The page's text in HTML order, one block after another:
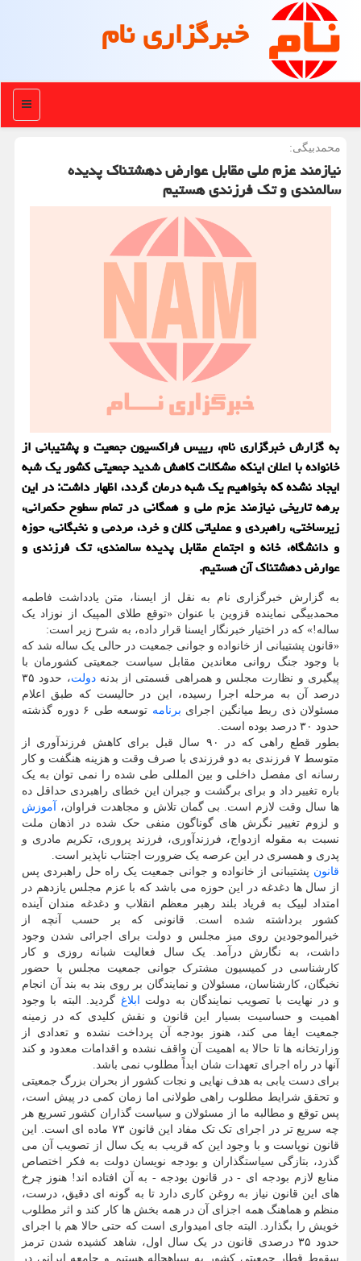
خبرگزاری نام
منو
محمدبیگی:
نیازمند عزم ملی مقابل عوارض دهشتناک پدیده
سالمندی و تک فرزندی هستیم
به گزارش خبرگزاری نام، رییس فراکسیون جمعیت و پشتیبانی از
خانواده با اعلان اینکه مشکلات کاهش شدید جمعیتی کشور یک شبه
ایجاد نشده که بخواهیم یک شبه درمان گردد، اظهار داشت: در این
برهه تاریخی نیازمند عزم ملی و همگانی در تمام سطوح حکمرانی،
زیرساختی، راهبردی و عملیاتی کلان و خرد، مردمی و نخبگانی، حوزه
و دانشگاه، خانه و اجتماع مقابل پدیده سالمندی، تک فرزندی و
عوارض دهشتناک آن هستیم.
به گزارش خبرگزاری نام به نقل از ایسنا، متن یادداشت فاطمه
محمدبیگی نماینده قزوین با عنوان «توقع طلای المپیک از نوزاد یک
ساله!» که در اختیار خبرنگار ایسنا قرار داده، به شرح زیر است:
«قانون پشتیبانی از خانواده و جوانی جمعیت در حالی یک ساله شد که
با وجود جنگ روانی معاندین مقابل سیاست جمعیتی کشورمان با
پیگیری و نظارت مجلس و همراهی قسمتی از بدنهدولت
، حدود ۳۵
درصد آن به مرحله اجرا رسیده، این در حالیست که طبق اعلام
مسئولان ذی ربط میانگین اجرای برنامه
توسعه طی ۶ دوره گذشته
حدود ۳۰ درصد بوده است.
بطور قطع راهی که در ۹۰ سال قبل برای کاهش فرزندآوری از
متوسط ۷ فرزندی به دو فرزندی با صرف وقت و هزینه هنگفت و کار
رسانه ای مفصل داخلی و بین المللی طی شده را نمی توان به یک
باره تغییر داد و برای برگشت و جبران این خطای راهبردی حداقل ده
ها سال وقت لازم است. بی گمان تلاش و مجاهدت فراوان، آموزش
و لزوم تغییر نگرش های گوناگون منفی حک شده در اذهان ملت
نسبت به مقوله ازدواج، فرزندآوری، فرزند پروری، تکریم مادری و
پدری و همسری در این عرصه یک ضرورت اجتناب ناپذیر است.
قانون پشتیبانی از خانواده و جوانی جمعیت یک راه حل راهبردی پس
از سال ها دغدغه در این حوزه می باشد که با عزم مجلس یازدهم در
امتداد لبیک به فریاد بلند رهبر معظم انقلاب و دغدغه مندان آینده
کشور برداشته شده است. قانونی که بر حسب آنچه از
خیرالموجودین روی میز مجلس و دولت برای اجرائی شدن وجود
داشت، به نگارش درآمد. یک سال فعالیت شبانه روزی و کار
کارشناسی در کمیسیون مشترک جوانی جمعیت مجلس با حضور
نخبگان، کارشناسان، مسئولان و نمایندگان بر روی بند به بند آن انجام
و در نهایت با تصویب نمایندگان به دولت ابلاغ گردید. البته با وجود
اهمیت و حساسیت بسیار این قانون و نقش کلیدی که در زمینه
جمعیت ایفا می کند، هنوز بودجه آن پرداخت نشده و تعدادی از
وزارتخانه ها تا حالا به اهمیت آن واقف نشده و اقدامات معدود و کند
آنها در راه اجرای تعهدات شان ابداً مطلوب نمی باشد.
برای دست یابی به هدف نهایی و نجات کشور از بحران بزرگ جمعیتی
و تحقق شرایط مطلوب راهی طولانی اما زمان کمی در پیش است،
پس توقع و مطالبه ما از مسئولان و سیاست گذاران کشور تسریع هر
چه سریع تر در اجرای تک تک مفاد این قانون ۷۳ ماده ای است. این
قانون نوپاست و با وجود این که قریب به یک سال از تصویب آن می
گذرد، بتازگی سیاستگذاران و بودجه نویسان دولت به فکر اختصاص
منابع لازم بودجه ای - در قانون بودجه - به آن افتاده اند! هنوز چرخ
های این قانون نیاز به روغن کاری دارد تا به گونه ای دقیق، درست،
منظم و هماهنگ همه اجزای آن در همه بخش ها کار کند و اثر مطلوب
خویش را بگذارد. البته جای امیدواری است که حتی حالا هم با اجرای
حدود ۳۵ درصدی قانون در یک سال اول، شاهد کشیده شدن ترمز
سقوط قطار جمعیتی کشور به سیاهچاله هستیم و جامعه ایرانی در